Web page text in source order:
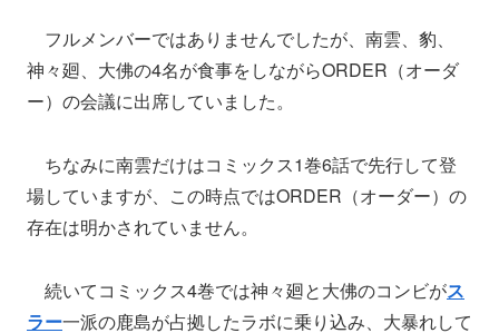
フルメンバーではありませんでしたが、南雲、豹、
神々廻、大佛の4名が食事をしながらORDER（オーダ
ー）の会議に出席していました。
ちなみに南雲だけはコミックス1巻6話で先行して登
場していますが、この時点ではORDER（オーダー）の
存在は明かされていません。
続いてコミックス4巻では神々廻と大佛のコンビがス
ラー一派の鹿島が占拠したラボに乗り込み、大暴れして